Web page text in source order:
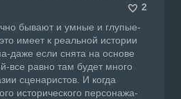
2
бывают и умные и глупые-
имеет к реальной истории
даже если снята на основе
все равно там будет много
сценаристов. И когда
исторического персонажа-